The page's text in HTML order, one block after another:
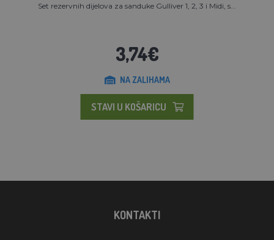
Set rezervnih dijelova za sanduke Gulliver 1, 2, 3 i Midi, s...
3,74€
NA ZALIHAMA
STAVI U KOŠARICU
KONTAKTI